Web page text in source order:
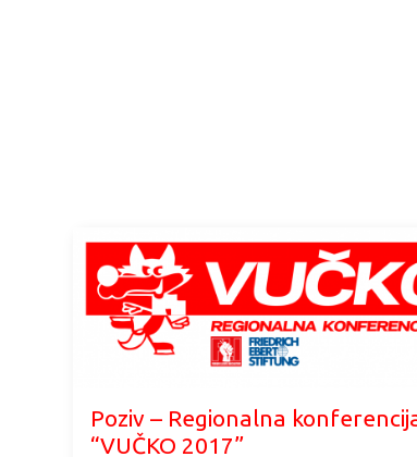
Poziv – Regionalna
“VUČKO 2017”